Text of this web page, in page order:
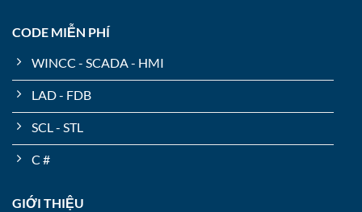
CODE MIỄN PHÍ
WINCC - SCADA - HMI
LAD - FDB
SCL - STL
C #
GIỚI THIỆU